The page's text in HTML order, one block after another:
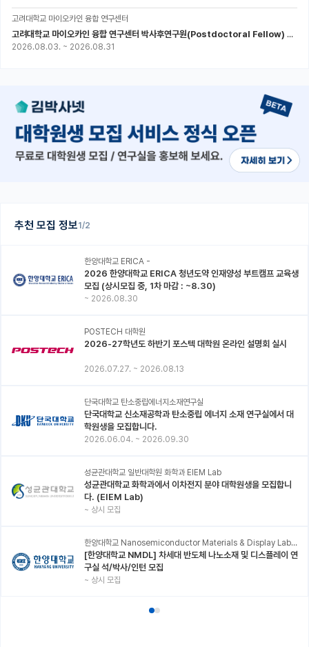
추천 모집 정보1/2
한양대학교 ERICA -
2026 한양대학교 ERICA 청년도약 인재양성 부트캠프 교육생
모집 (상시모집 중, 1차 마감 : ~8.30)
~ 2026.08.30
POSTECH 대학원
2026-27학년도 하반기 포스텍 대학원 온라인 설명회 실시
2026.07.27. ~ 2026.08.13
단국대학교 탄소중립에너지소재연구실
단국대학교 신소재공학과 탄소중립 에너지 소재 연구실에서 대
학원생을 모집합니다.
2026.06.04. ~ 2026.09.30
성균관대학교 일반대학원 화학과 EIEM Lab
성균관대학교 화학과에서 이차전지 분야 대학원생을 모집합니
다. (EIEM Lab)
~ 상시 모집
한양대학교 Nanosemiconductor Materials & Display Laboratory
[한양대학교 NMDL] 차세대 반도체 나노소재 및 디스플레이 연
구실 석/박사/인턴 모집
~ 상시 모집
고려대학교 마이오카인 융합 연구센터
고려대학교 마이오카인 융합 연구센터 박사후연구원(Postdoctoral Fellow) 모집
2026.08.03. ~ 2026.08.31